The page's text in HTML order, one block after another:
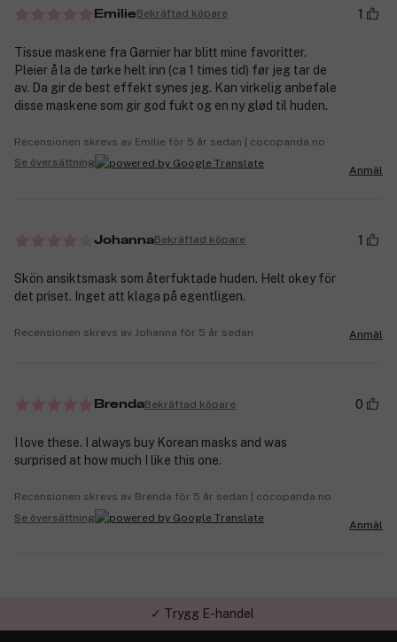
EmilieBekräftad köpare 1
Tissue maskene fra Garnier har blitt mine favoritter.
Pleier å la de tørke helt inn (ca 1 times tid) før jeg tar de
av. Da gir de best effekt synes jeg. Kan virkelig anbefale
disse maskene som gir god fukt og en ny glød til huden.
Recensionen skrevs av Emilie för 5 år sedan | cocopanda.no
Se översättning
Anmäl
JohannaBekräftad köpare 1
Skön ansiktsmask som återfuktade huden. Helt okey för
det priset. Inget att klaga på egentligen.
Recensionen skrevs av Johanna för 5 år sedan Anmäl
BrendaBekräftad köpare 0
I love these. I always buy Korean masks and was
surprised at how much I like this one.
Recensionen skrevs av Brenda för 5 år sedan | cocopanda.no
Se översättning
Anmäl
✓ Trygg E-handel